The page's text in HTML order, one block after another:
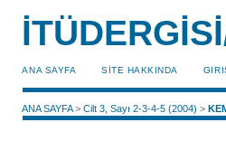
ANA SAYFA SİTE HAKKINDA
ANA SAYFA>Cilt 3, Sayı 2-3-4-5 (2004) >